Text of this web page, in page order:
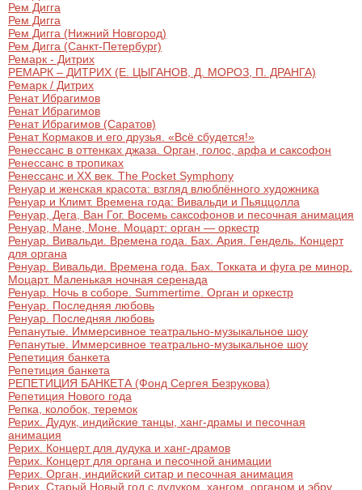
Рем Дигга
Рем Дигга
Рем Дигга (Нижний Новгород)
Рем Дигга (Санкт-Петербург)
Ремарк - Дитрих
РЕМАРК – ДИТРИХ (Е. ЦЫГАНОВ, Д. МОРОЗ, П. ДРАНГА)
Ремарк / Дитрих
Ренат Ибрагимов
Ренат Ибрагимов
Ренат Ибрагимов (Саратов)
Ренат Кормаков и его друзья. «Всё сбудется!»
Ренессанс в оттенках джаза. Орган, голос, арфа и саксофон
Ренессанс в тропиках
Ренессанс и ХХ век. The Pocket Symphony
Ренуар и женская красота: взгляд влюблённого художника
Ренуар и Климт. Времена года: Вивальди и Пьяццолла
Ренуар, Дега, Ван Гог. Восемь саксофонов и песочная анимация
Ренуар, Мане, Моне. Моцарт: орган — оркестр
Ренуар. Вивальди. Времена года. Бах. Ария. Гендель. Концерт
для органа
Ренуар. Вивальди. Времена года. Бах. Токката и фуга ре минор.
Моцарт. Маленькая ночная серенада
Ренуар. Ночь в соборе. Summertime. Орган и оркестр
Ренуар. Последняя любовь
Ренуар. Последняя любовь
Репанутые. Иммерсивное театрально-музыкальное шоу
Репанутые. Иммерсивное театрально-музыкальное шоу
Репетиция банкета
Репетиция банкета
РЕПЕТИЦИЯ БАНКЕТА (Фонд Сергея Безрукова)
Репетиция Нового года
Репка, колобок, теремок
Рерих. Дудук, индийские танцы, ханг-драмы и песочная
анимация
Рерих. Концерт для дудука и ханг-драмов
Рерих. Концерт для органа и песочной анимации
Рерих. Орган, индийский ситар и песочная анимация
Рерих. Старый Новый год с дудуком, хангом, органом и эбру